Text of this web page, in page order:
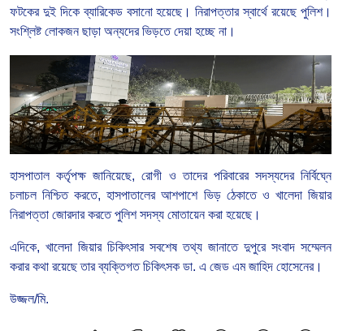
ফটকের দুই দিকে ব্যারিকেড বসানো হয়েছে। নিরাপত্তার স্বার্থে রয়েছে পুলিশ।
সংশ্লিষ্ট লোকজন ছাড়া অন্যদের ভিড়তে দেয়া হচ্ছে না।
হাসপাতাল কর্তৃপক্ষ জানিয়েছে, রোগী ও তাদের পরিবারের সদস্যদের নির্বিঘ্নে
চলাচল নিশ্চিত করতে, হাসপাতালের আশপাশে ভিড় ঠেকাতে ও খালেদা জিয়ার
নিরাপত্তা জোরদার করতে পুলিশ সদস্য মোতায়েন করা হয়েছে।
এদিকে, খালেদা জিয়ার চিকিৎসার সবশেষ তথ্য জানাতে দুপুরে সংবাদ সম্মেলন
করার কথা রয়েছে তার ব্যক্তিগত চিকিৎসক ডা. এ জেড এম জাহিদ হোসেনের।
উজ্জল/মি.